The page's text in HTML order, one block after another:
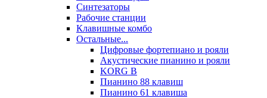
Синтезаторы
Рабочие станции
Клавишные комбо
Остальные...
Цифровые фортепиано и рояли
Акустические пианино и рояли
KORG B
Пианино 88 клавиш
Пианино 61 клавиша